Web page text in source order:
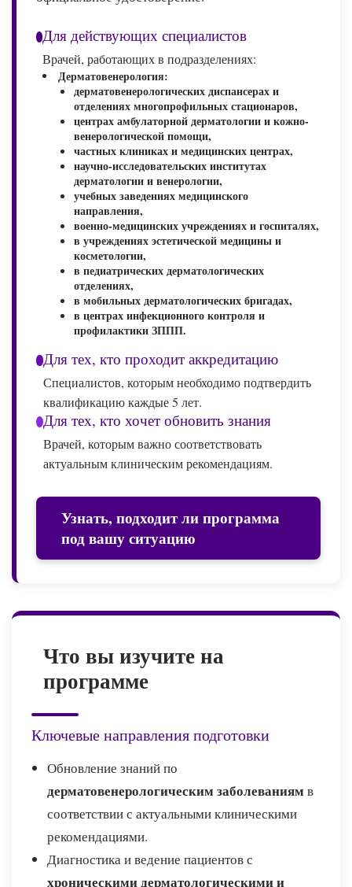
Для действующих специалистов
Врачей, работающих в подразделениях:
Дерматовенерология:
дерматовенерологических диспансерах и
отделениях многопрофильных стационаров,
центрах амбулаторной дерматологии и кожно-
венерологической помощи,
частных клиниках и медицинских центрах,
научно-исследовательских институтах
дерматологии и венерологии,
учебных заведениях медицинского
направления,
военно-медицинских учреждениях и госпиталях,
в учреждениях эстетической медицины и
косметологии,
в педиатрических дерматологических
отделениях,
в мобильных дерматологических бригадах,
в центрах инфекционного контроля и
профилактики ЗППП.
Для тех, кто проходит аккредитацию
Специалистов, которым необходимо подтвердить
квалификацию каждые 5 лет.
Для тех, кто хочет обновить знания
Врачей, которым важно соответствовать
актуальным клиническим рекомендациям.
Узнать, подходит ли программа
под вашу ситуацию
Что вы изучите на
программе
Ключевые направления подготовки
Обновление знаний по
дерматовенерологическим заболеваниям в
соответствии с актуальными клиническими
рекомендациями.
Диагностика и ведение пациентов с
хроническими дерматологическими и